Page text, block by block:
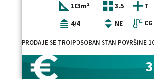
103m² 3.5
T
4/4
NE CG
PRODAJE SE TROIPOSOBAN STAN POVRŠINE